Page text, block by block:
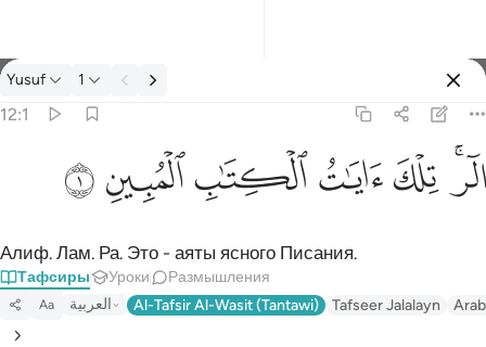
Тафсир: Yusuf 12:1
Yusuf 1
12:1
الر تلك ايات الكتاب المبين ١
الٓر ۚ تِلْكَ ءَايَـٰتُ ٱلْكِتَـٰبِ ٱلْمُبِينِ ١
ﲒﲓﲔﲕﲖﲗﲘ
Алиф. Лам. Ра. Это - аяты ясного Писания.
Тафсиры Уроки Размышления
Aa العربية Al-Tafsir Al-Wasit (Tantawi) Tafseer Jalalayn